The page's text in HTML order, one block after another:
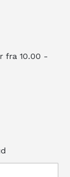
fra 10.00 -